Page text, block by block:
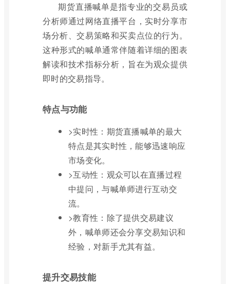
期货直播喊单是指专业的交易员或
分析师通过网络直播平台，实时分享市
场分析、交易策略和买卖点位的行为。
这种形式的喊单通常伴随着详细的图表
解读和技术指标分析，旨在为观众提供
即时的交易指导。
特点与功能
>实时性：期货直播喊单的最大
特点是其实时性，能够迅速响应
市场变化。
>互动性：观众可以在直播过程
中提问，与喊单师进行互动交
流。
>教育性：除了提供交易建议
外，喊单师还会分享交易知识和
经验，对新手尤其有益。
提升交易技能